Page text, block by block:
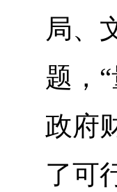
局、
题，
政府
了可